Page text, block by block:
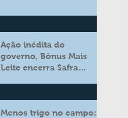
Ação inédita do
governo, Bônus Mais
Leite encerra Safra
aos produtores de leite
Menos trigo no campo: